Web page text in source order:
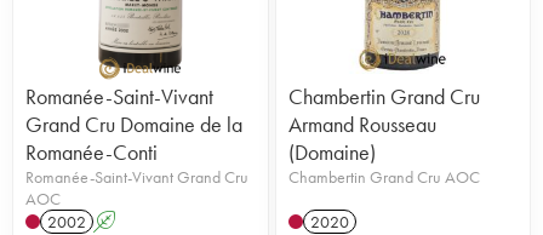
Romanée-Saint-Vivant
Grand Cru Domaine de la
Romanée-Conti
Romanée-Saint-Vivant Grand Cru
AOC
2002 A
Chambertin Grand Cru
Armand Rousseau
(Domaine)
Chambertin Grand Cru AOC
2020